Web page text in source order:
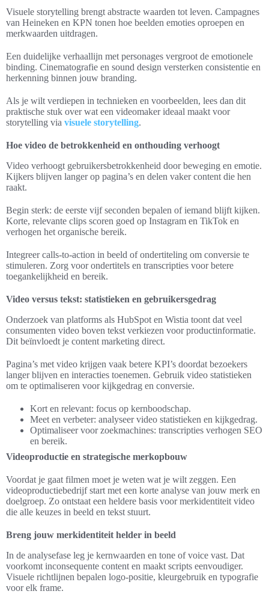
Visuele storytelling brengt abstracte waarden tot leven. Campagnes
van Heineken en KPN tonen hoe beelden emoties oproepen en
merkwaarden uitdragen.
Een duidelijke verhaallijn met personages vergroot de emotionele
binding. Cinematografie en sound design versterken consistentie en
herkenning binnen jouw branding.
Als je wilt verdiepen in technieken en voorbeelden, lees dan dit
praktische stuk over wat een videomaker ideaal maakt voor
storytelling via visuele storytelling.
Hoe video de betrokkenheid en onthouding verhoogt
Video verhoogt gebruikersbetrokkenheid door beweging en emotie.
Kijkers blijven langer op pagina’s en delen vaker content die hen
raakt.
Begin sterk: de eerste vijf seconden bepalen of iemand blijft kijken.
Korte, relevante clips scoren goed op Instagram en TikTok en
verhogen het organische bereik.
Integreer calls-to-action in beeld of ondertiteling om conversie te
stimuleren. Zorg voor ondertitels en transcripties voor betere
toegankelijkheid en bereik.
Video versus tekst: statistieken en gebruikersgedrag
Onderzoek van platforms als HubSpot en Wistia toont dat veel
consumenten video boven tekst verkiezen voor productinformatie.
Dit beïnvloedt je content marketing direct.
Pagina’s met video krijgen vaak betere KPI’s doordat bezoekers
langer blijven en interacties toenemen. Gebruik video statistieken
om te optimaliseren voor kijkgedrag en conversie.
Kort en relevant: focus op kernboodschap.
Meet en verbeter: analyseer video statistieken en kijkgedrag.
Optimaliseer voor zoekmachines: transcripties verhogen SEO
en bereik.
Videoproductie en strategische merkopbouw
Voordat je gaat filmen moet je weten wat je wilt zeggen. Een
videoproductiebedrijf start met een korte analyse van jouw merk en
doelgroep. Zo ontstaat een heldere basis voor merkidentiteit video
die alle keuzes in beeld en tekst stuurt.
Breng jouw merkidentiteit helder in beeld
In de analysefase leg je kernwaarden en tone of voice vast. Dat
voorkomt inconsequente content en maakt scripts eenvoudiger.
Visuele richtlijnen bepalen logo-positie, kleurgebruik en typografie
voor elk frame.